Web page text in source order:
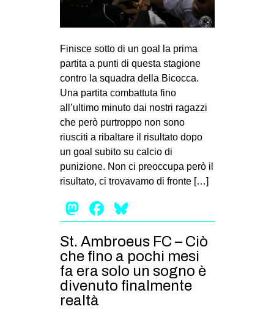
Finisce sotto di un goal la prima
partita a punti di questa stagione
contro la squadra della Bicocca.
Una partita combattuta fino
all’ultimo minuto dai nostri ragazzi
che però purtroppo non sono
riusciti a ribaltare il risultato dopo
un goal subito su calcio di
punizione. Non ci preoccupa però il
risultato, ci trovavamo di fronte […]
Mastodon
Facebook
St. Ambroeus FC – Ciò
che fino a pochi mesi
fa era solo un sogno è
divenuto finalmente
realtà